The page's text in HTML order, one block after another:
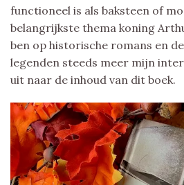
functioneel is als baksteen of
belangrijkste thema koning
ben op historische romans en
legenden steeds meer mijn
uit naar de inhoud van dit boek.